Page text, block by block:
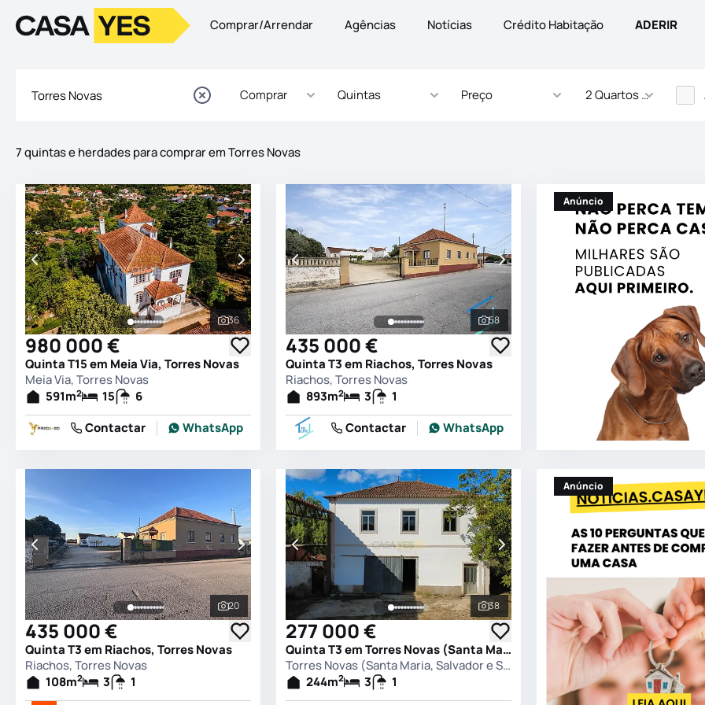
LogoIr para a homepage Comprar/Arrendar Agências Notícias Crédito Habitação ADERIR
Comprar Quintas Preço 2 Quartos - ... Quartos
7 quintas e herdades para comprar em Torres Novas
Imóveis
Lista de Imóveis
Ver todas as fotografias
36
980 000 €
Quinta T15 em Meia Via, Torres Novas
Meia Via, Torres Novas
591m2 15
6
Contactar
WhatsApp
Ver todas as fotografias
58
435 000 €
Quinta T3 em Riachos, Torres Novas
Riachos, Torres Novas
893m2 3
1
Contactar
WhatsApp
Anúncio
Ver todas as fotografias
20
435 000 €
Quinta T3 em Riachos, Torres Novas
Riachos, Torres Novas
108m2 3
1
Ver todas as fotografias
38
277 000 €
Quinta T3 em Torres Novas (Santa Maria, Salvador e Santiago), Torres Novas
Torres Novas (Santa Maria, Salvador e Santiago), Torres Novas
244m2 3
1
Anúncio